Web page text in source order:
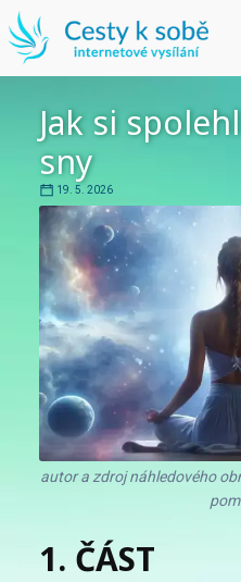
Jak si
sny
19. 5. 2026
autor a zdroj náhledového
1. ČÁST